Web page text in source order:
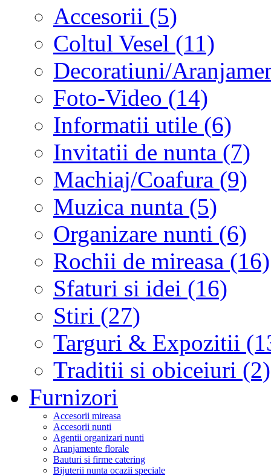
Accesorii (5)
Coltul Vesel (11)
Decoratiuni/
Foto-Video (14)
Informatii utile (6)
Invitatii de nunta (7)
Machiaj/Coafura (9)
Muzica nunta (5)
Organizare nunti (6)
Rochii de mireasa (16)
Sfaturi si idei (16)
Stiri (27)
Targuri & Expozitii
Traditii si obiceiuri (2)
Furnizori
Accesorii mireasa
Accesorii nunti
Agentii organizari nunti
Aranjamente florale
Bauturi si firme catering
Bijuterii nunta ocazii speciale